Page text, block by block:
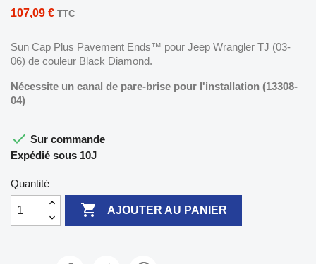
107,09 € TTC
Sun Cap Plus Pavement Ends™ pour Jeep Wrangler TJ (03-
06) de couleur Black Diamond.
Nécessite un canal de pare-brise pour l'installation (13308-
04)
 Sur commande
Expédié sous 10J
Quantité
 AJOUTER AU PANIER